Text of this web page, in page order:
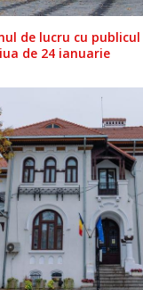
de lucru cu
de 24 ianuarie